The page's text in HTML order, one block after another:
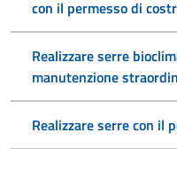
con il permesso di
Realizzare serre
manutenzione
Realizzare serre con il